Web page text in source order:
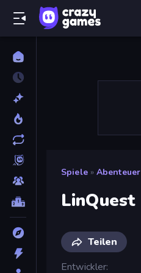
Spiele » Abenteuer
LinQuest
Teilen
Entwickler